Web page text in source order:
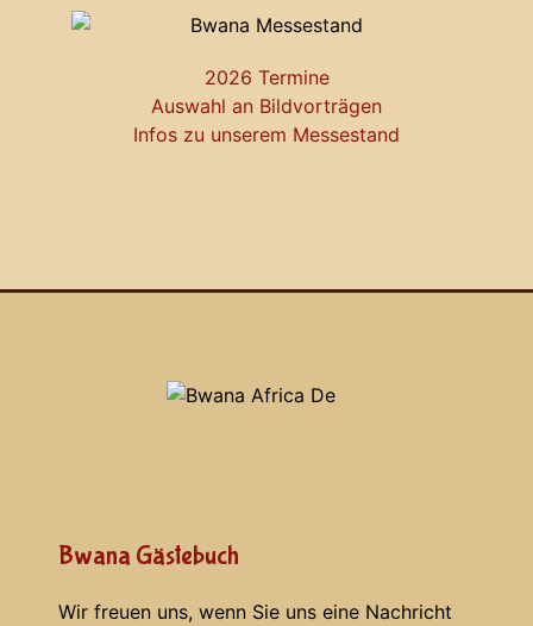
2026 Termine
Auswahl an Bildvorträgen
Infos zu unserem Messestand
Bwana Gästebuch
Wir freuen uns, wenn Sie uns eine Nachricht